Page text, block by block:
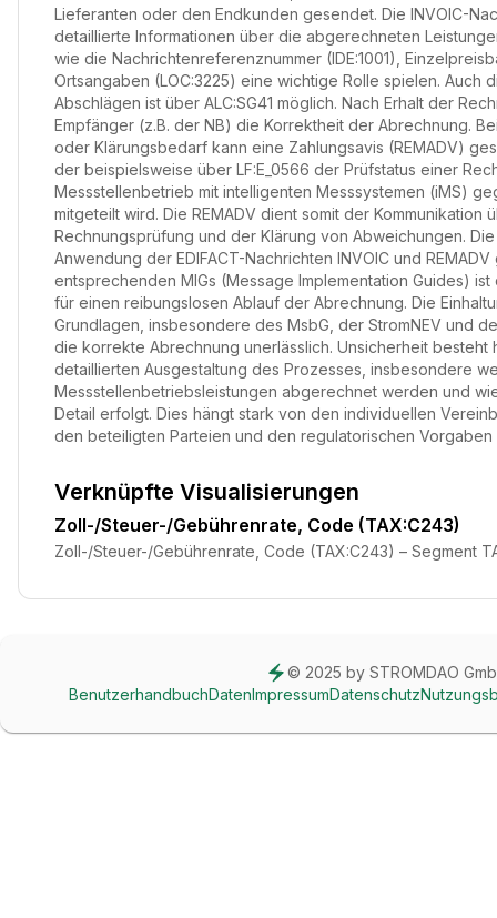
Lieferanten oder den Endkunden gesendet. Die INVOIC-
detaillierte Informationen über die abgerechneten
wie die Nachrichtenreferenznummer (IDE:1001),
Ortsangaben (LOC:3225) eine wichtige Rolle spielen. Auch
Abschlägen ist über ALC:SG41 möglich. Nach Erhalt der
Empfänger (z.B. der NB) die Korrektheit der Abrechnung.
oder Klärungsbedarf kann eine Zahlungsavis (REMADV)
der beispielsweise über LF:E_0566 der Prüfstatus einer
Messstellenbetrieb mit intelligenten Messsystemen (iMS)
mitgeteilt wird. Die REMADV dient somit der Kommunikation
Rechnungsprüfung und der Klärung von Abweichungen.
Anwendung der EDIFACT-Nachrichten INVOIC und
entsprechenden MIGs (Message Implementation Guides)
für einen reibungslosen Ablauf der Abrechnung. Die
Grundlagen, insbesondere des MsbG, der StromNEV und
die korrekte Abrechnung unerlässlich. Unsicherheit besteht
detaillierten Ausgestaltung des Prozesses, insbesondere
Messstellenbetriebsleistungen abgerechnet werden und
Detail erfolgt. Dies hängt stark von den individuellen
den beteiligten Parteien und den regulatorischen Vorgaben
Verknüpfte Visualisierungen
Zoll-/Steuer-/Gebührenrate, Code (TAX:C243)
Zoll-/Steuer-/Gebührenrate, Code (TAX:C243) – Segment
© 2025 by STROMDAO
BenutzerhandbuchDatenImpressumDatenschutz